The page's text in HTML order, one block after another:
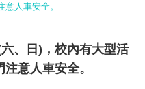
人車安全。
、日)，校內有大型活
意人車安全。